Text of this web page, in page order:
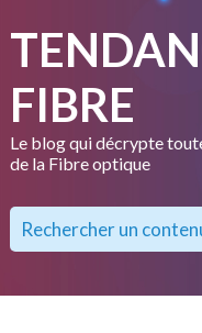
FIBRE
Le blog qui décrypte
de la Fibre optique